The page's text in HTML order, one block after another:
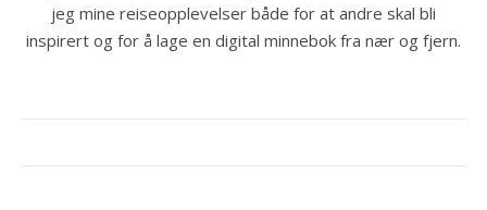
jeg mine reiseopplevelser både for at andre skal bli
inspirert og for å lage en digital minnebok fra nær og fjern.